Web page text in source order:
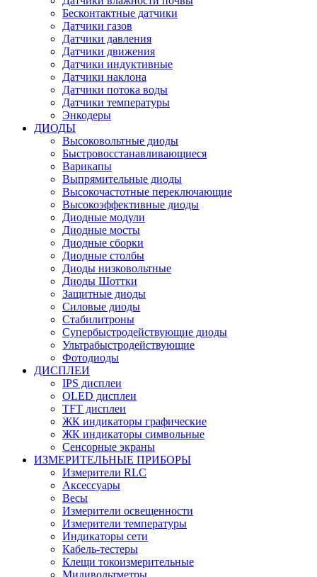
Бесконтактные датчики
Датчики газов
Датчики давления
Датчики движения
Датчики индуктивные
Датчики наклона
Датчики потока воды
Датчики температуры
Энкодеры
ДИОДЫ
Высоковольтные диоды
Быстровосстанавливающиеся
Варикапы
Выпрямительные диоды
Высокочастотные переключающие
Высокоэффективные диоды
Диодные модули
Диодные мосты
Диодные сборки
Диодные столбы
Диоды низковольтные
Диоды Шоттки
Защитные диоды
Силовые диоды
Стабилитроны
Супербыстродействующие диоды
Ультрабыстродействующие
Фотодиоды
ДИСПЛЕИ
IPS дисплеи
OLED дисплеи
TFT дисплеи
ЖК индикаторы графические
ЖК индикаторы символьные
Сенсорные экраны
ИЗМЕРИТЕЛЬНЫЕ ПРИБОРЫ
Измерители RLC
Аксессуары
Весы
Измерители освещенности
Измерители температуры
Индикаторы сети
Кабель-тестеры
Клещи токоизмерительные
Миливольтметры